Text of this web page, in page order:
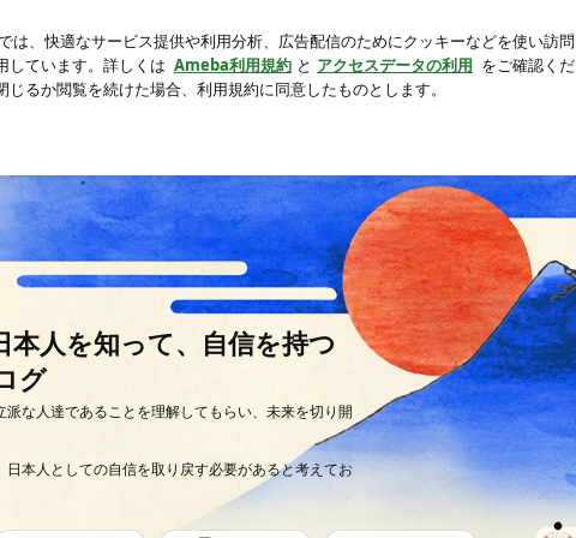
史と、日本人を知って、自信を持つ日本人になるためのブログ
しながらの入院準備 新規登録
本人を知って、自信を持つ
グ
な人達であることを理解してもらい、未来を切り開
本人としての自信を取り戻す必要があると考えてお